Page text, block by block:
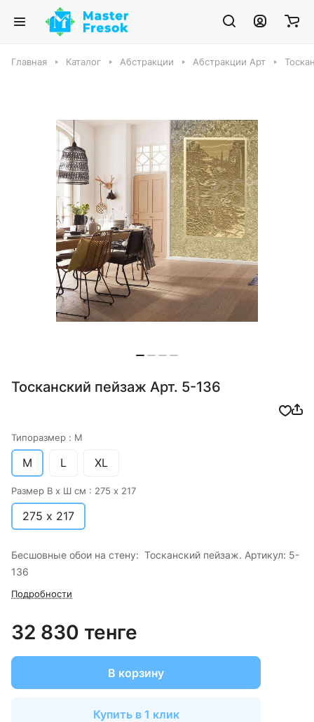
Главная Каталог Абстракции Абстракции Арт
Тосканский пейзаж Арт. 5-136
Типоразмер : M
M L XL
Размер В х Ш см : 275 х 217
275 х 217
Бесшовные обои на стену: Тосканский пейзаж. Артикул: 5-
136
Подробности
32 830 тенге
В корзину
Купить в 1 клик